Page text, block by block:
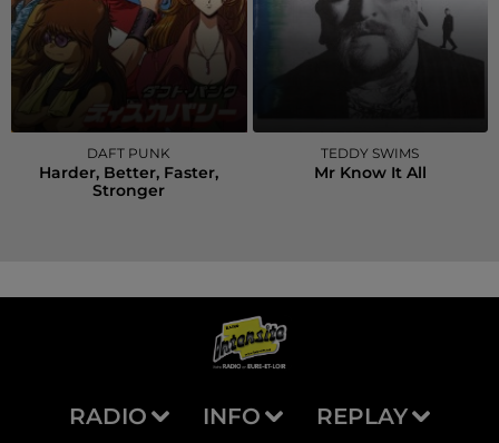
DAFT PUNK
Harder, Better, Faster,
Stronger
TEDDY SWIMS
Mr Know It All
RADIO INFO REPLAY